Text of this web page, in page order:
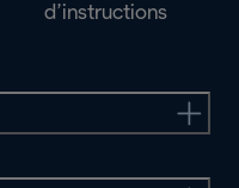
d’instructions